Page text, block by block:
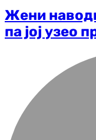
Жени
па јој узео